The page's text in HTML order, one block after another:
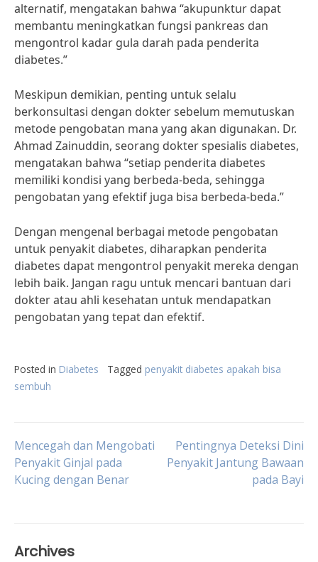
alternatif, mengatakan bahwa “akupunktur dapat
membantu meningkatkan fungsi pankreas dan
mengontrol kadar gula darah pada penderita
diabetes.”
Meskipun demikian, penting untuk selalu
berkonsultasi dengan dokter sebelum memutuskan
metode pengobatan mana yang akan digunakan. Dr.
Ahmad Zainuddin, seorang dokter spesialis diabetes,
mengatakan bahwa “setiap penderita diabetes
memiliki kondisi yang berbeda-beda, sehingga
pengobatan yang efektif juga bisa berbeda-beda.”
Dengan mengenal berbagai metode pengobatan
untuk penyakit diabetes, diharapkan penderita
diabetes dapat mengontrol penyakit mereka dengan
lebih baik. Jangan ragu untuk mencari bantuan dari
dokter atau ahli kesehatan untuk mendapatkan
pengobatan yang tepat dan efektif.
Posted in Diabetes Tagged penyakit diabetes apakah bisa
sembuh
Post
navigation
Mencegah dan Mengobati
Penyakit Ginjal pada
Kucing dengan Benar
Pentingnya Deteksi Dini
Penyakit Jantung Bawaan
pada Bayi
Archives